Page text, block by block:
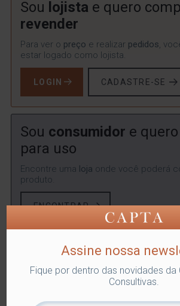
Sou lojista e quero
revender
Para ver o preço e realizar pedidos,
estar logado como lojista.
LOGIN CADASTRE-SE
Sou consumidor e
para uso
Encontre uma loja onde você poderá
produto.
ENCONTRAR
Utilidades Domésticas Tags:
LUGAR AMERICANO
Assine nossa
Fique por dentro das novidades da
Consultivas.